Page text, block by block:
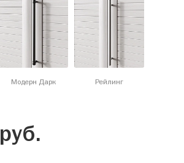
Модерн Дарк Рейлинг
руб.